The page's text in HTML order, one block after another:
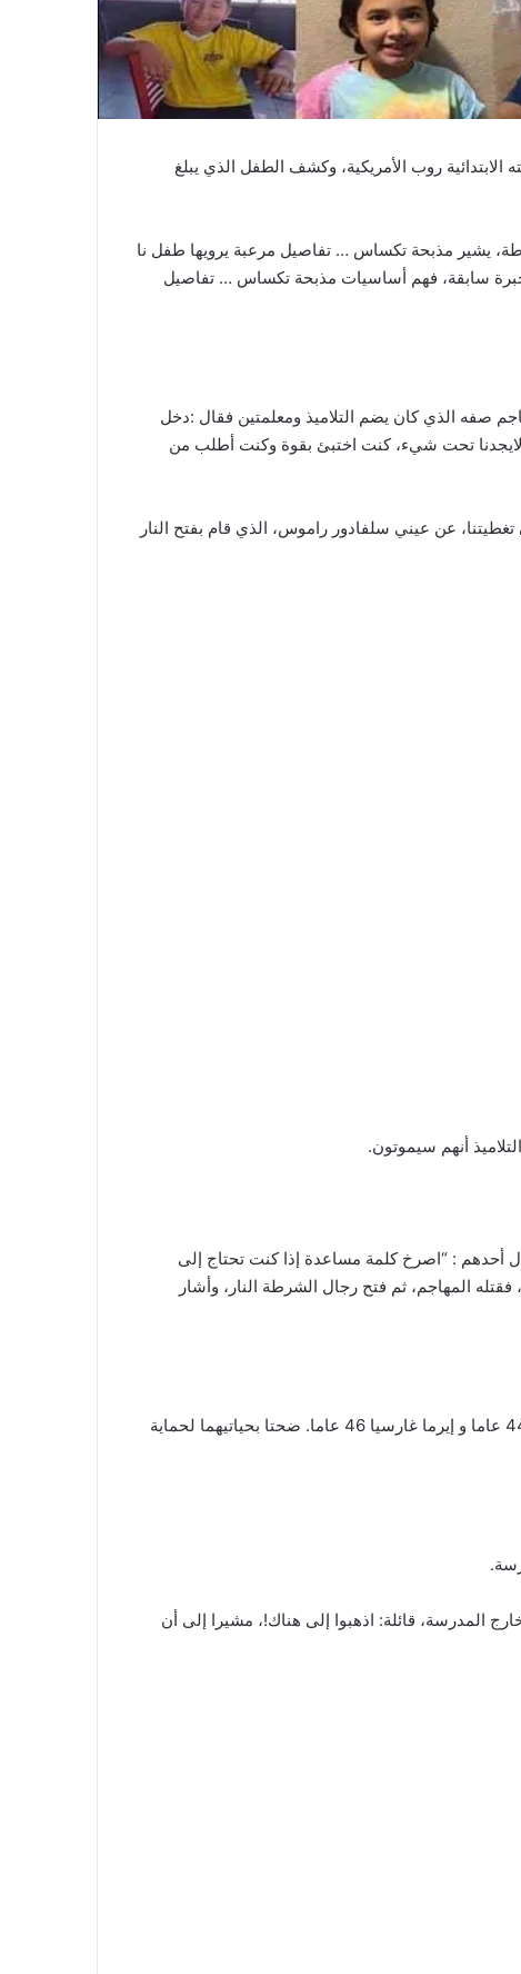
عن الهجوم الذي شنه مراهق يدعى سلفادور راموس (18 عاما) على مدرسته الابتدائية روب الأمريكية، وكشف الطفل الذي يبلغ
يشير مذبحة تكساس … تفاصيل مرعبة يرويها طفل نا
سابقة، فهم أساسيات مذبحة تكساس … تفاصيل
صفه الذي كان يضم التلاميذ ومعلمتين فقال :دخل
تحت شيء، كنت اختبئ بقوة وكنت أطلب من
عن عيني سلفادور راموس، الذي قام بفتح النار
أنهم سيموتون.
: “اصرخ كلمة مساعدة إذا كنت تحتاج إلى
المهاجم، ثم فتح رجال الشرطة النار، وأشار
إيرما غارسيا 46 عاما. ضحتا بحياتيهما لحماية
خارج المدرسة، قائلة: اذهبوا إلى هناك!، مشيرا إلى أن